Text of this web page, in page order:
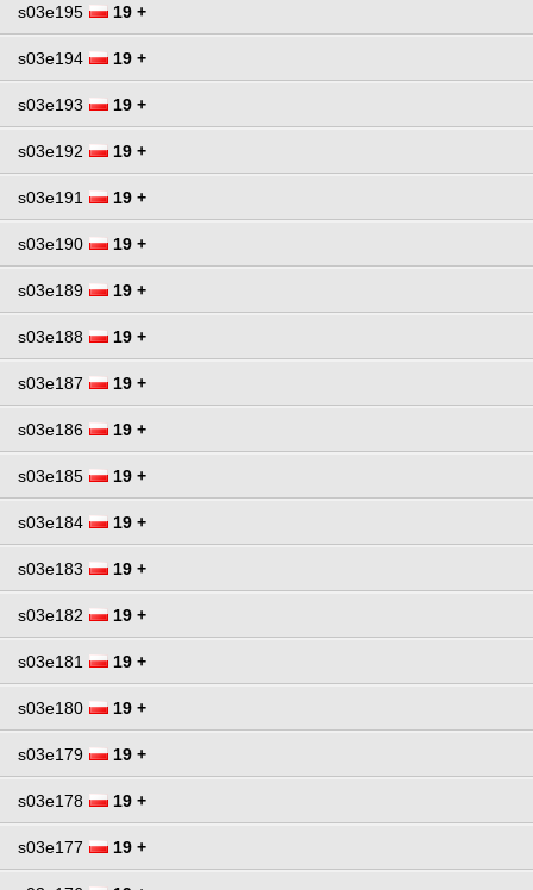
s03e195 19 +
s03e194 19 +
s03e193 19 +
s03e192 19 +
s03e191 19 +
s03e190 19 +
s03e189 19 +
s03e188 19 +
s03e187 19 +
s03e186 19 +
s03e185 19 +
s03e184 19 +
s03e183 19 +
s03e182 19 +
s03e181 19 +
s03e180 19 +
s03e179 19 +
s03e178 19 +
s03e177 19 +